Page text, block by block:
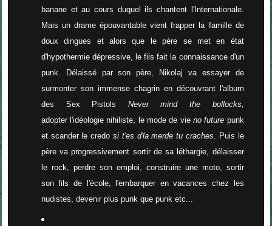
banane et au cours duquel ils chantent l'Internationale.
Mais un drame épouvantable vient frapper la famille de
doux dingues et alors que le père se met en état
d'hypothermie dépressive, le fils fait la connaissance d'un
punk. Délaissé par son père, Nikolaj va essayer de
surmonter son immense chagrin en découvrant l'album
des Sex Pistols Never mind the bollocks,
adopter l'idéologie nihiliste, le mode de vieno future punk
et scander le credosi t'es d'la merde tu craches. Puis le
père va progressivement sortir de sa léthargie, délaisser
le rock, perdre son emploi, construire une moto, sortir
son fils de l'école, l'embarquer en vacances chez les
nudistes, devenir plus punk que punk etc...